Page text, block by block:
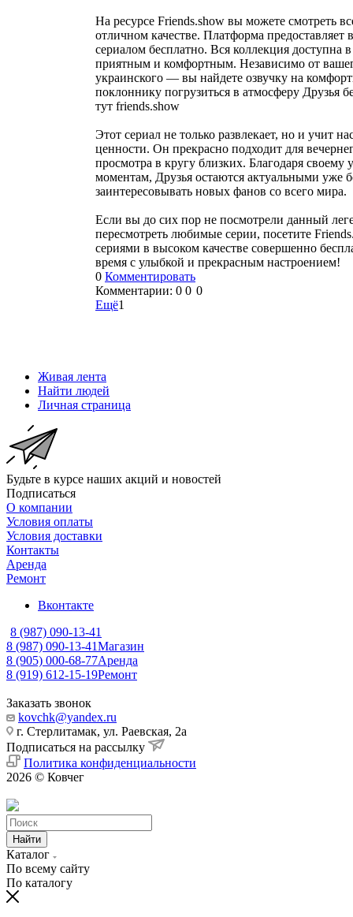
На ресурсе Friends.show вы можете смотреть
отличном качестве. Платформа
сериалом бесплатно. Вся коллекция доступна
приятным и комфортным. Независимо от
украинского — вы найдете озвучку на
поклоннику погрузиться в атмосферу Друзья
тут friends.show
Этот сериал не только развлекает, но и учит
ценности. Он прекрасно подходит для
просмотра в кругу близких. Благодаря
моментам, Друзья остаются актуальными уже
заинтересовывать новых фанов со всего мира.
Если вы до сих пор не посмотрели данный
пересмотреть любимые серии, посетите
сериями в высоком качестве совершенно
время с улыбкой и прекрасным настроением!
0 Комментировать
Комментарии: 0 0 0
Ещё1
Живая лента
Найти людей
Личная страница
Будьте в курсе наших акций и новостей
Подписаться
О компании
Условия оплаты
Условия доставки
Контакты
Аренда
Ремонт
Вконтакте
8 (987) 090-13-41
8 (987) 090-13-41Магазин
8 (905) 000-68-77Аренда
8 (919) 612-15-19Ремонт
Заказать звонок
kovchk@yandex.ru
г. Стерлитамак, ул. Раевская, 2а
Подписаться на рассылку
Политика конфиденциальности
2026 © Ковчег
Найти
Каталог
По всему сайту
По каталогу